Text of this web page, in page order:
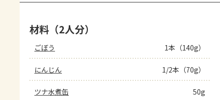
材料（2人分）
ごぼう 1本（140g）
にんじん 1/2本（70g）
ツナ水煮缶 50g